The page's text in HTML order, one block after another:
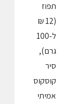
תפוז
(12 ₪
ל-100
גרם),
סיר
קוסקוס
אמיתי